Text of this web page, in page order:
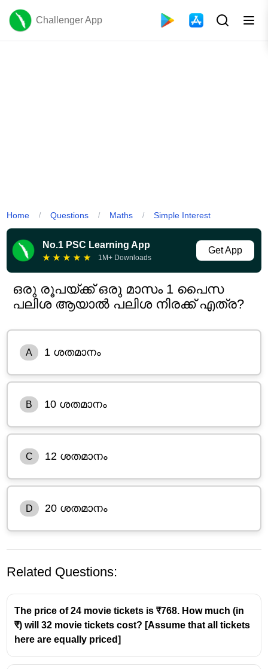
Challenger App
Home / Questions / Maths / Simple Interest
No.1 PSC Learning App
★ ★ ★ ★ ★ 1M+ Downloads
Get App
ഒരു രൂപയ്ക്ക് ഒരു മാസം 1 പൈസ
പലിശ ആയാൽ പലിശ നിരക്ക് എത്ര?
A 1 ശതമാനം
B 10 ശതമാനം
C 12 ശതമാനം
D 20 ശതമാനം
പലിശI =
I = PnR/100
Related Questions:
The price of 24 movie tickets is ₹768. How much (in
₹) will 32 movie tickets cost? [Assume that all tickets
here are equally priced]